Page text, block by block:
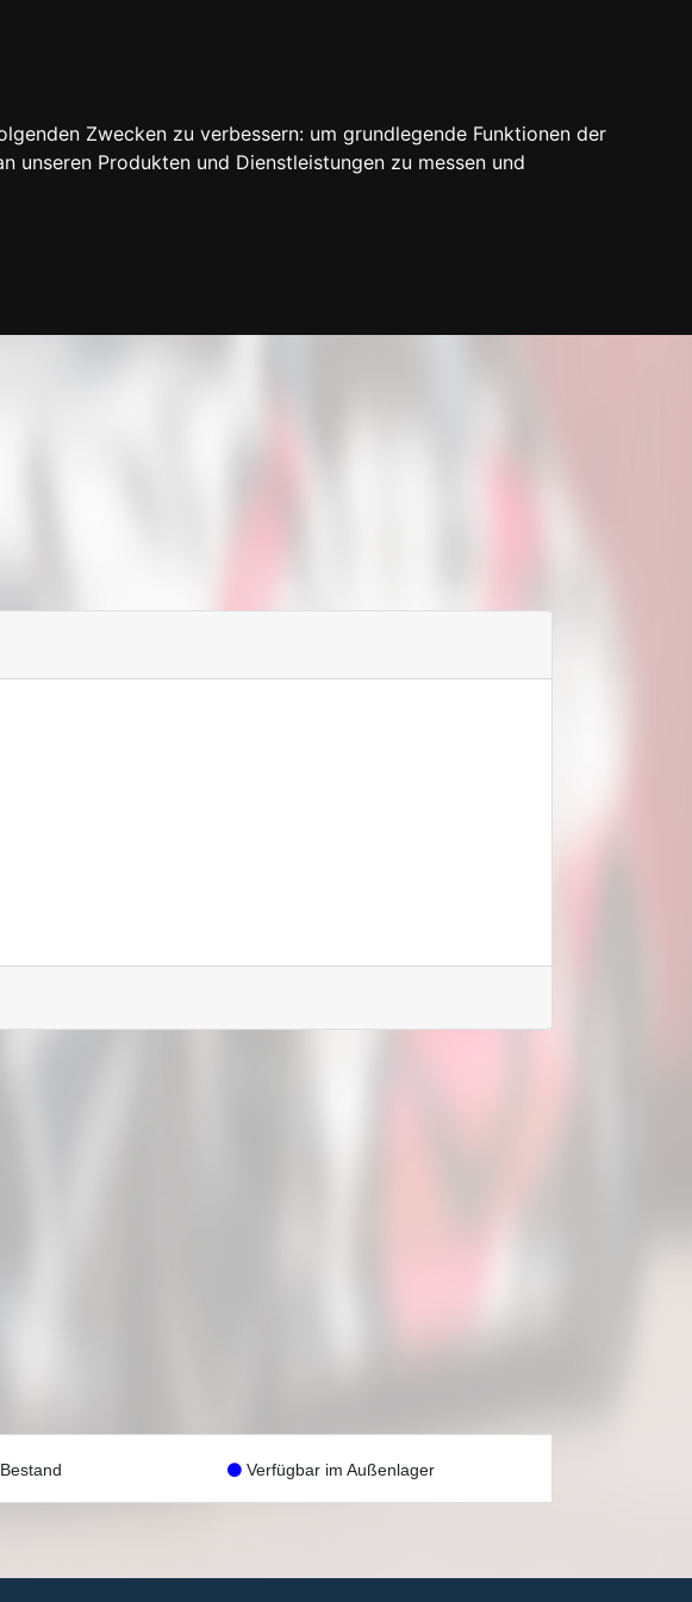
Zwecken zu verbessern: um grundlegende Funktionen der
unseren Produkten und Dienstleistungen zu messen und
Verfügbar im Außenlager